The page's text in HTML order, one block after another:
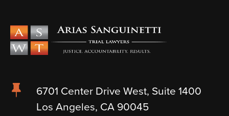
6701 Center Drive West, Suite 1400
Los Angeles, CA 90045